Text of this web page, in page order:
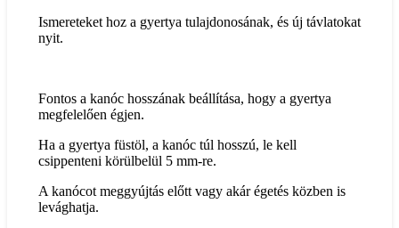
Ismereteket hoz a gyertya tulajdonosának, és új távlatokat
nyit.
Fontos a kanóc hosszának beállítása, hogy a gyertya
megfelelően égjen.
Ha a gyertya füstöl, a kanóc túl hosszú, le kell
csippenteni körülbelül 5 mm-re.
A kanócot meggyújtás előtt vagy akár égetés közben is
levághatja.